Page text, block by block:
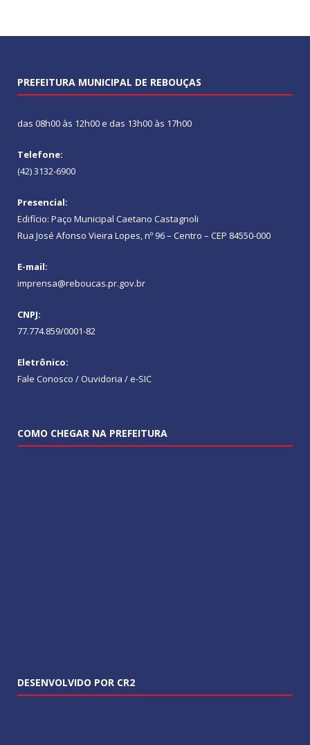
PREFEITURA MUNICIPAL DE REBOUÇAS
das 08h00 às 12h00 e das 13h00 às 17h00
Telefone:
(42) 3132-6900
Presencial:
Edifício: Paço Municipal Caetano Castagnoli
Rua José Afonso Vieira Lopes, nº 96 – Centro – CEP 84550-000
E-mail:
imprensa@reboucas.pr.gov.br
CNPJ:
77.774.859/0001-82
Eletrônico:
Fale Conosco / Ouvidoria / e-SIC
COMO CHEGAR NA PREFEITURA
DESENVOLVIDO POR CR2